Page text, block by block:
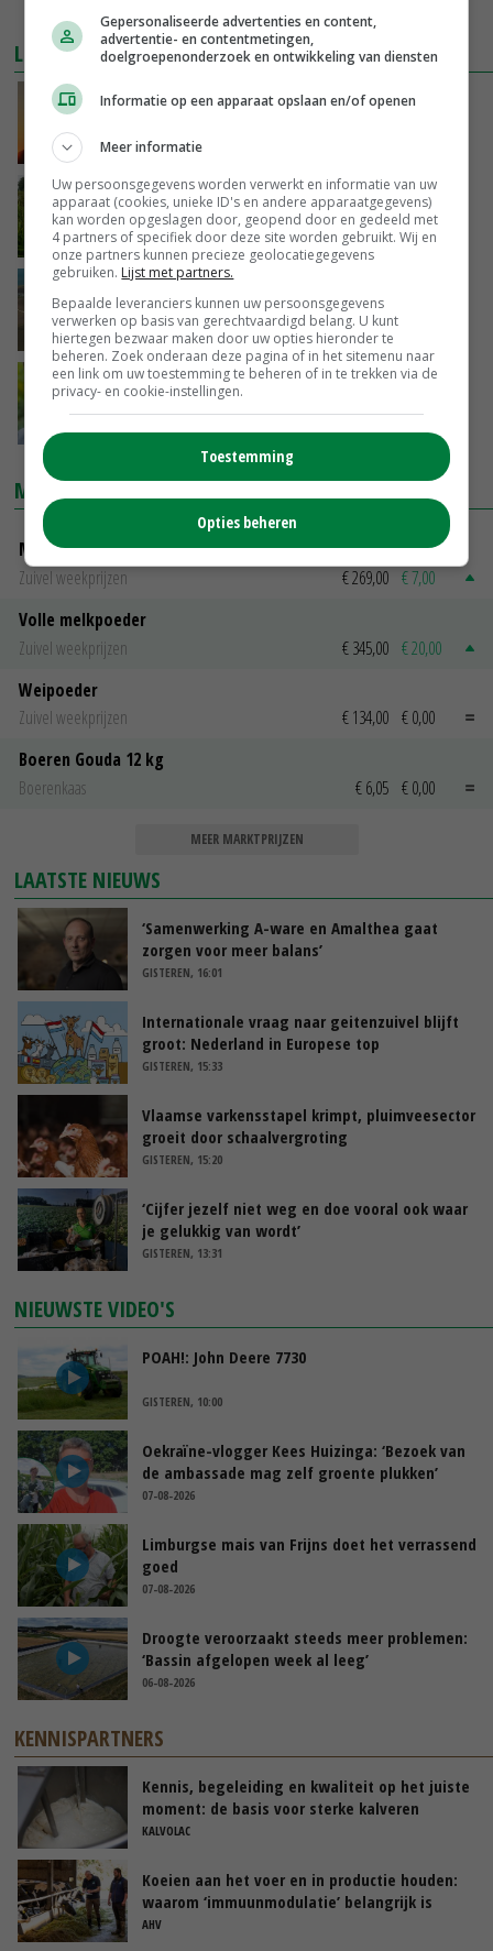
LEES OOK
CO2-levering glastuinbouw zwaar onder druk
23-10-2019
Miedema: boer kan CO2-vraagstuk zelf
oplossen
18-10-2019
24-07-2019
Klimaatakkoord is bewijs van krachtig
MARKTPRIJZEN
Magere melkpoeder
Zuivel weekprijzen
€ 269,00 € 7,00
Volle melkpoeder
Zuivel weekprijzen
€ 345,00 € 20,00
Weipoeder
Zuivel weekprijzen
€ 134,00 € 0,00
Boeren Gouda 12 kg
Boerenkaas
€ 6,05 € 0,00
MEER MARKTPRIJZEN
LAATSTE NIEUWS
‘Samenwerking A-ware en Amalthea gaat
zorgen voor meer balans’
GISTEREN, 16:01
Internationale vraag naar geitenzuivel blijft
groot: Nederland in Europese top
GISTEREN, 15:33
Vlaamse varkensstapel krimpt, pluimveesector
groeit door schaalvergroting
GISTEREN, 15:20
‘Cijfer jezelf niet weg en doe vooral ook waar
je gelukkig van wordt’
GISTEREN, 13:31
NIEUWSTE VIDEO'S
POAH!: John Deere 7730
GISTEREN, 10:00
Oekraïne-vlogger Kees Huizinga: ‘Bezoek van
de ambassade mag zelf groente plukken’
07-08-2026
Limburgse mais van Frijns doet het verrassend
goed
07-08-2026
Droogte veroorzaakt steeds meer problemen:
‘Bassin afgelopen week al leeg’
06-08-2026
KENNISPARTNERS
Kennis, begeleiding en kwaliteit op het juiste
moment: de basis voor sterke kalveren
KALVOLAC
Koeien aan het voer en in productie houden:
waarom ‘immuunmodulatie’ belangrijk is
tijdens de transitieperiode
AHV
Gepersonaliseerde advertenties en content,
advertentie- en contentmetingen,
doelgroepenonderzoek en ontwikkeling van diensten
Informatie op een apparaat opslaan en/of openen
Meer informatie
Uw persoonsgegevens worden verwerkt en informatie van uw
apparaat (cookies, unieke ID's en andere apparaatgegevens)
kan worden opgeslagen door, geopend door en gedeeld met
4 partners of specifiek door deze site worden gebruikt. Wij en
onze partners kunnen precieze geolocatiegegevens
gebruiken. Lijst met partners.
Bepaalde leveranciers kunnen uw persoonsgegevens
verwerken op basis van gerechtvaardigd belang. U kunt
hiertegen bezwaar maken door uw opties hieronder te
beheren. Zoek onderaan deze pagina of in het sitemenu naar
een link om uw toestemming te beheren of in te trekken via de
privacy- en cookie-instellingen.
Toestemming
Opties beheren